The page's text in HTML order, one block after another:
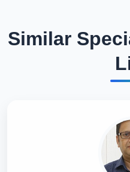
Similar